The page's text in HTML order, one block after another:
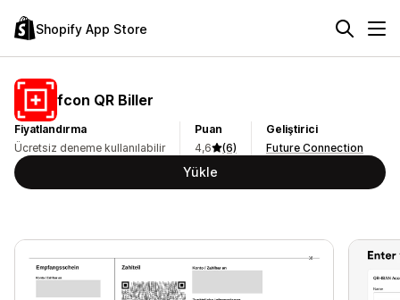
Shopify App Store
fcon QR Biller
Fiyatlandırma
Ücretsiz deneme kullanılabilir
Puan
4,6
(6)
Geliştirici
Future Connection
Yükle